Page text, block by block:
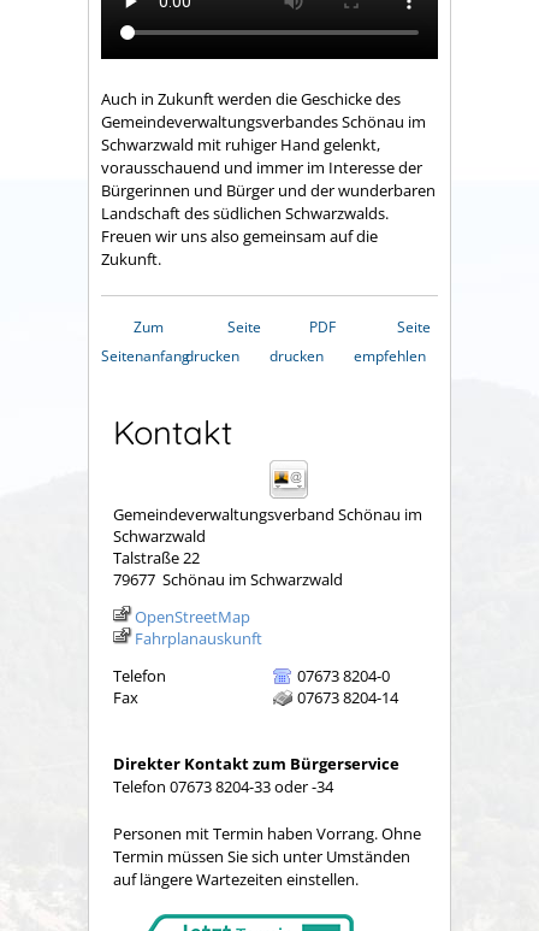
Auch in Zukunft werden die Geschicke des
Gemeindeverwaltungsverbandes Schönau im
Schwarzwald mit ruhiger Hand gelenkt,
vorausschauend und immer im Interesse der
Bürgerinnen und Bürger und der wunderbaren
Landschaft des südlichen Schwarzwalds.
Freuen wir uns also gemeinsam auf die
Zukunft.
Zum
Seitenanfang
Seite
drucken
PDF
drucken
Seite
empfehlen
Kontakt
Gemeindeverwaltungsverband Schönau im
Schwarzwald
Talstraße 22
79677 Schönau im Schwarzwald
OpenStreetMap
Fahrplanauskunft
Telefon
07673 8204-0
Fax
07673 8204-14
Direkter Kontakt zum Bürgerservice
Telefon 07673 8204-33 oder -34
Personen mit Termin haben Vorrang. Ohne
Termin müssen Sie sich unter Umständen
auf längere Wartezeiten einstellen.